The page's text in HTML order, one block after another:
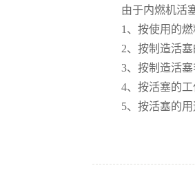
由于内燃机活塞
1、按使用的燃料
2、按制造活塞的
3、按制造活塞毛
4、按活塞的工作
5、按活塞的用